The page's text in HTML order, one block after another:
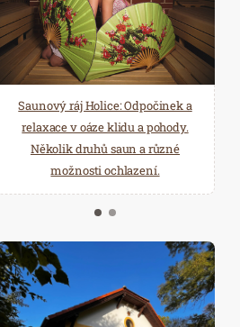
a chutí bezpeckovéhomelounu
melounová polévkaje ideálním
horký den. Je lehká a lahodná a
jednoduchých ingrediencí a
budete potřebovat:1 kg
Bouquet, 200 ml bílého
2 lžíce citronové šťávy, ½
g jahod, 1 chilli papričku,
víno, přidejte cukr a citronovou
asi 2 minutky. Jahody
dužinu nakrájejte na kusy.
Saunový ráj Holice: Odpočinek a
relaxace v oáze klidu a pohody.
Několik druhů saun a různé
možnosti ochlazení.
Spa Hotel Děvín: Odpočiňte si od
starostí všedních dnů a přijeďte
načerpat novou energii do
Mariánských Lázní.